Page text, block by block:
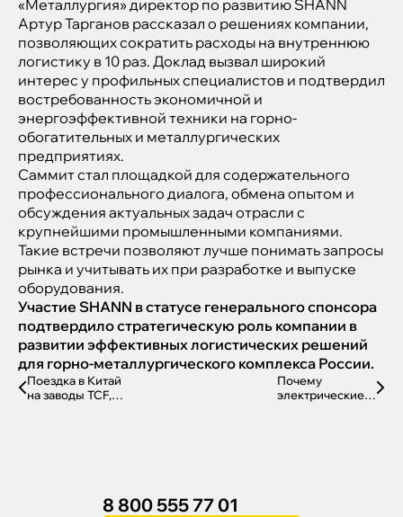
«Металлургия» директор по развитию SHANN
Артур Тарганов рассказал о решениях компании,
позволяющих сократить расходы на внутреннюю
логистику в 10 раз. Доклад вызвал широкий
интерес у профильных специалистов и подтвердил
востребованность экономичной и
энергоэффективной техники на горно-
обогатительных и металлургических
предприятиях.
Саммит стал площадкой для содержательного
профессионального диалога, обмена опытом и
обсуждения актуальных задач отрасли с
крупнейшими промышленными компаниями.
Такие встречи позволяют лучше понимать запросы
рынка и учитывать их при разработке и выпуске
оборудования.
Участие SHANN в статусе генерального спонсора
подтвердило стратегическую роль компании в
развитии эффективных логистических решений
для горно-металлургического комплекса России.
Поездка в Китай
на заводы TCF,
Почему
электрические
8 800 555 77 01